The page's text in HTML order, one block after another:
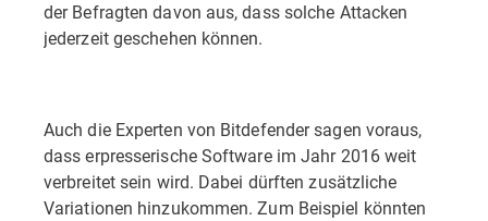
der Befragten davon aus, dass solche Attacken
jederzeit geschehen können.
Auch die Experten von Bitdefender sagen voraus,
dass erpresserische Software im Jahr 2016 weit
verbreitet sein wird. Dabei dürften zusätzliche
Variationen hinzukommen. Zum Beispiel könnten